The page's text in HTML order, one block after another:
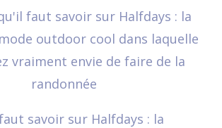
savoir sur Halfdays : la